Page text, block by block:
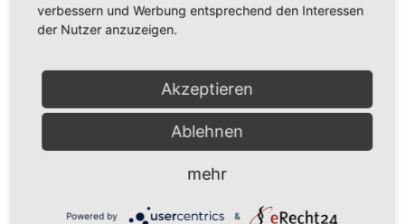
verbessern und Werbung entsprechend den Interessen
der Nutzer anzuzeigen.
Akzeptieren
Ablehnen
mehr
Powered by &